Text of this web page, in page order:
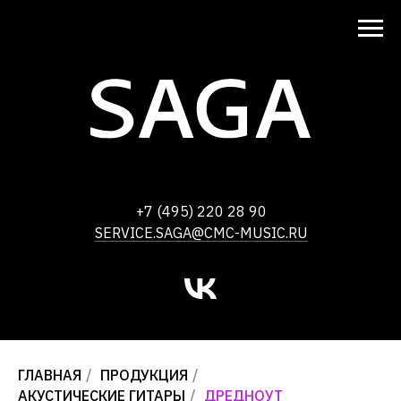
+7 (495) 220 28 90
SERVICE.SAGA@CMC-MUSIC.RU
ГЛАВНАЯ / ПРОДУКЦИЯ /
АКУСТИЧЕСКИЕ ГИТАРЫ / ДРЕДНОУТ